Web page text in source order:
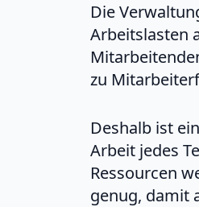
Die
Arbeitslasten
zu
Deshalb ist
Arbeit jedes
Ressourcen
genug, damit